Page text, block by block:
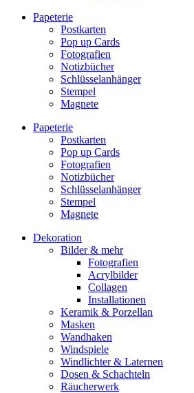
Papeterie
Postkarten
Pop up Cards
Fotografien
Notizbücher
Schlüsselanhänger
Stempel
Magnete
Papeterie
Postkarten
Pop up Cards
Fotografien
Notizbücher
Schlüsselanhänger
Stempel
Magnete
Dekoration
Bilder & mehr
Fotografien
Acrylbilder
Collagen
Installationen
Keramik & Porzellan
Masken
Wandhaken
Windspiele
Windlichter & Laternen
Dosen & Schachteln
Räucherwerk